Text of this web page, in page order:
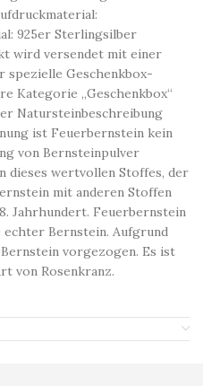
925er Sterlingsilber
wird versendet mit einer
spezielle Geschenkbox-
Kategorie „Geschenkbox“
Natursteinbeschreibung
ist Feuerbernstein kein
von Bernsteinpulver
dieses wertvollen Stoffes, der
mit anderen Stoffen
Jahrhundert. Feuerbernstein
Bernstein. Aufgrund
vorgezogen. Es ist
von Rosenkranz.